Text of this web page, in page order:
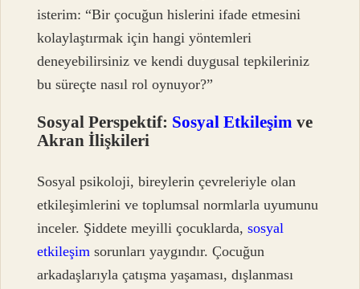
isterim: “Bir çocuğun hislerini ifade etmesini
kolaylaştırmak için hangi yöntemleri
deneyebilirsiniz ve kendi duygusal tepkileriniz
bu süreçte nasıl rol oynuyor?”
Sosyal Perspektif: Sosyal Etkileşim ve
Akran İlişkileri
Sosyal psikoloji, bireylerin çevreleriyle olan
etkileşimlerini ve toplumsal normlarla uyumunu
inceler. Şiddete meyilli çocuklarda,sosyal
etkileşim sorunları yaygındır. Çocuğun
arkadaşlarıyla çatışma yaşaması, dışlanması